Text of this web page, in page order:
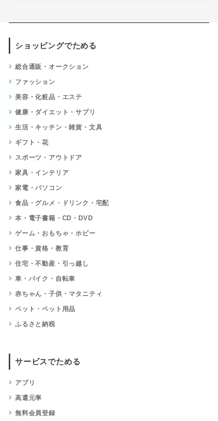
ショッピングでためる
総合通販・オークション
ファッション
美容・化粧品・エステ
健康・ダイエット・サプリ
生活・キッチン・雑貨・文具
ギフト・花
スポーツ・アウトドア
家具・インテリア
家電・パソコン
食品・グルメ・ドリンク・宅配
本・電子書籍・CD・DVD
ゲーム・おもちゃ・ホビー
仕事・資格・教育
住宅・不動産・引っ越し
車・バイク・自転車
赤ちゃん・子供・マタニティ
ペット・ペット用品
ふるさと納税
サービスでためる
アプリ
高還元率
無料会員登録